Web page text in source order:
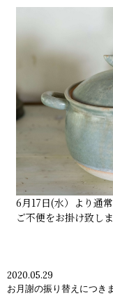
6月17日(水）より通
ご不便をお掛け致し
2020.05.29
お月謝の振り替えにつき